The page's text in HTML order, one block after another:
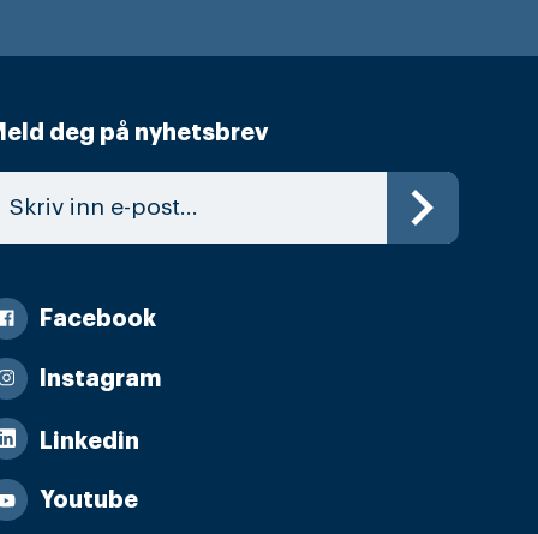
deg på nyhetsbrev
Facebook
Instagram
Linkedin
Youtube